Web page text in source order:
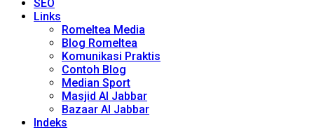
SEO
Links
Romeltea Media
Blog Romeltea
Komunikasi Praktis
Contoh Blog
Median Sport
Masjid Al Jabbar
Bazaar Al Jabbar
Indeks